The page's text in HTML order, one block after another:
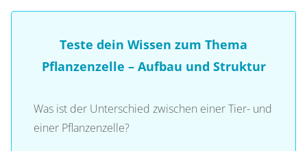
Teste dein Wissen zum Thema
Pflanzenzelle – Aufbau und Struktur
Was ist der Unterschied zwischen einer Tier- und
einer Pflanzenzelle?